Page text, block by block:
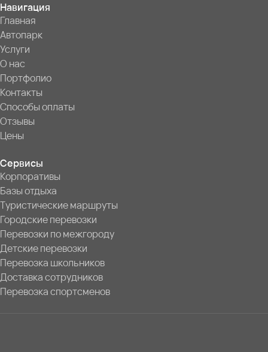
Навигация
Главная
Автопарк
Услуги
О нас
Портфолио
Контакты
Способы оплаты
Отзывы
Цены
Сервисы
Корпоративы
Базы отдыха
Туристические маршруты
Городские перевозки
Перевозки по межгороду
Детские перевозки
Перевозка школьников
Доставка сотрудников
Перевозка спортсменов